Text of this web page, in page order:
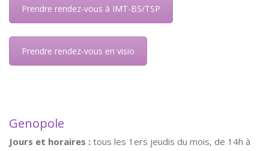
Prendre rendez-vous à IMT-BS/TSP
Prendre rendez-vous en visio
Genopole
Jours et horaires : tous les 1ers jeudis du mois, de 14h à